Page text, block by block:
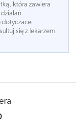
która zawiera
dotyczace
się z lekarzem